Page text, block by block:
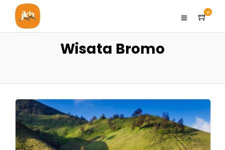
0
Wisata Bromo